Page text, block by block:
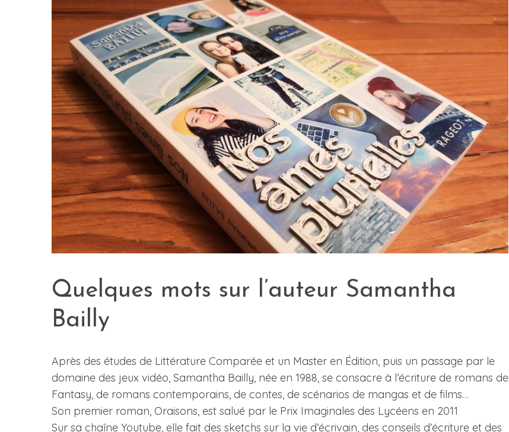
Quelques mots sur l’auteur Samantha
Bailly
Après des études de Littérature Comparée et un Master en Édition, puis un passage par le
domaine des jeux vidéo, Samantha Bailly, née en 1988, se consacre à l’écriture de romans de
Fantasy, de romans contemporains, de contes, de scénarios de mangas et de films…
Son premier roman, Oraisons, est salué par le Prix Imaginales des Lycéens en 2011
Sur sa chaîne Youtube, elle fait des sketchs sur la vie d’écrivain, des conseils d’écriture et des